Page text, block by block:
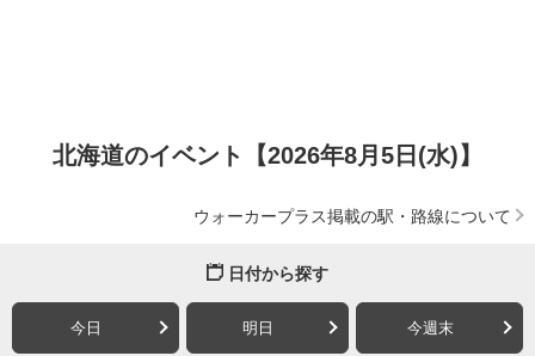
北海道のイベント【2026年8月5日(水)】
ウォーカープラス掲載の駅・路線について
日付から探す
今日 明日 今週末